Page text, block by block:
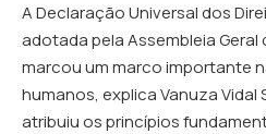
A Declaração Universal dos
adotada pela Assembleia Geral
marcou um marco importante
humanos, explica Vanuza Vidal
atribuiu os princípios